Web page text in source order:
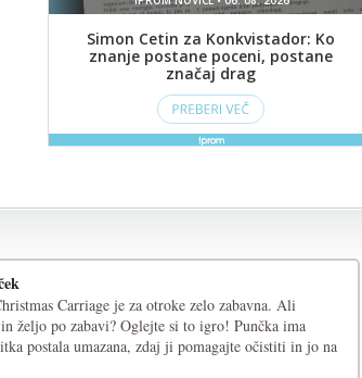
Carriage je za otroke zelo zabavna. Ali
željo po zabavi? Oglejte si to igro! Punčka ima
postala umazana, zdaj ji pomagajte očistiti in jo na